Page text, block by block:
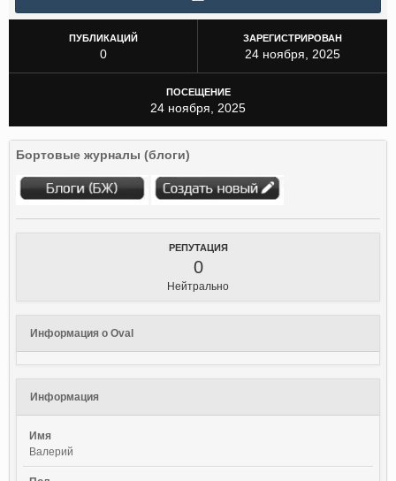
ПУБЛИКАЦИЙ
0
ЗАРЕГИСТРИРОВАН
24 ноября, 2025
ПОСЕЩЕНИЕ
24 ноября, 2025
Бортовые журналы (блоги)
РЕПУТАЦИЯ
0
Нейтрально
Информация о Oval
Информация
Имя
Валерий